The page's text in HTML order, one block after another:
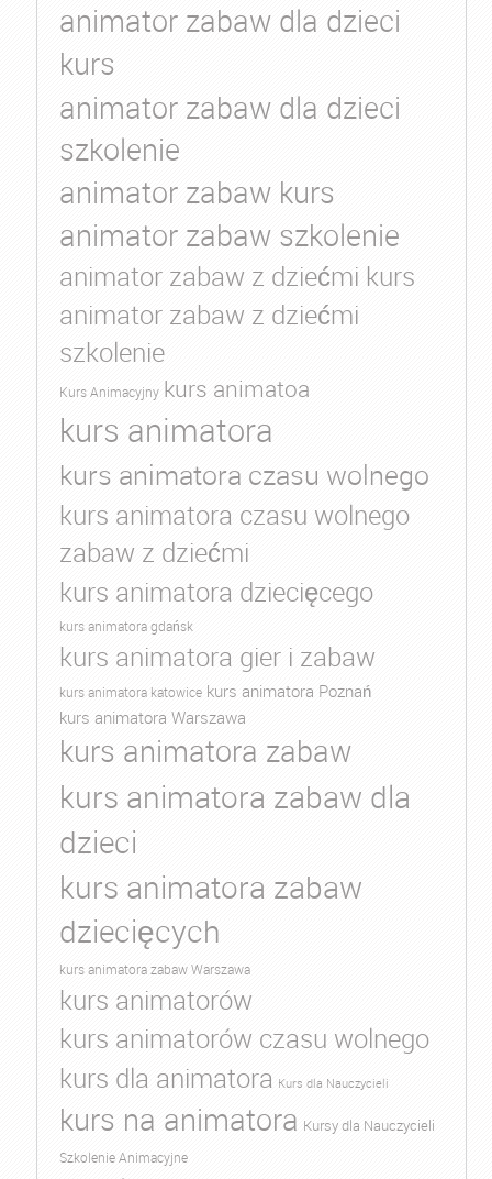
animator zabaw dla dzieci
kurs
animator zabaw dla dzieci
szkolenie
animator zabaw kurs
animator zabaw szkolenie
animator zabaw z dziećmi kurs
animator zabaw z dziećmi
szkolenie
Kurs Animacyjny kurs animatoa
kurs animatora
kurs animatora czasu wolnego
kurs animatora czasu wolnego
zabaw z dziećmi
kurs animatora dziecięcego
kurs animatora gdańsk
kurs animatora gier i zabaw
kurs animatora katowice kurs animatora Poznań
kurs animatora Warszawa
kurs animatora zabaw
kurs animatora zabaw dla
dzieci
kurs animatora zabaw
dziecięcych
kurs animatora zabaw Warszawa
kurs animatorów
kurs animatorów czasu wolnego
kurs dla animatora Kurs dla Nauczycieli
kurs na animatora Kursy dla Nauczycieli
Szkolenie Animacyjne